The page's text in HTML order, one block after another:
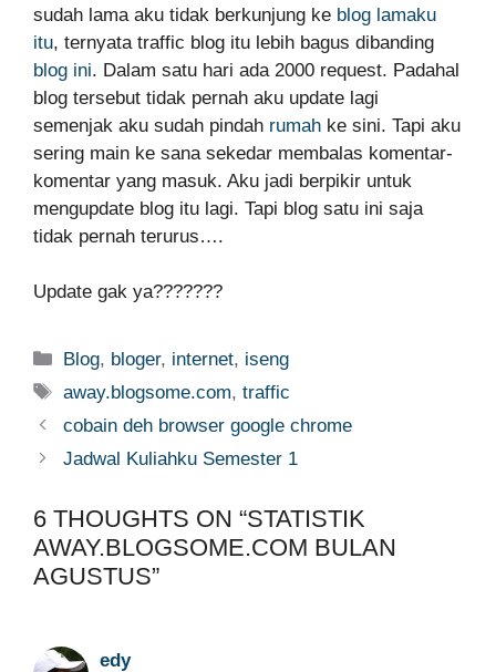
sudah lama aku tidak berkunjung ke blog lamaku
itu, ternyata traffic blog itu lebih bagus dibanding
blog ini. Dalam satu hari ada 2000 request. Padahal
blog tersebut tidak pernah aku update lagi
semenjak aku sudah pindah rumah ke sini. Tapi aku
sering main ke sana sekedar membalas komentar-
komentar yang masuk. Aku jadi berpikir untuk
mengupdate blog itu lagi. Tapi blog satu ini saja
tidak pernah terurus….
Update gak ya???????
Categories
Blog, bloger, internet, iseng
Tags
away.blogsome.com,traffic
cobain deh browser google chrome
Jadwal Kuliahku Semester 1
6 THOUGHTS ON “STATISTIK
AWAY.BLOGSOME.COM BULAN
AGUSTUS”
edy